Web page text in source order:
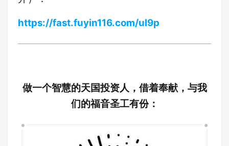
https://fast.fuyin116.com/ul9p
做一个智慧的天国投资人，借着奉献，与我
们的福音圣工有份：